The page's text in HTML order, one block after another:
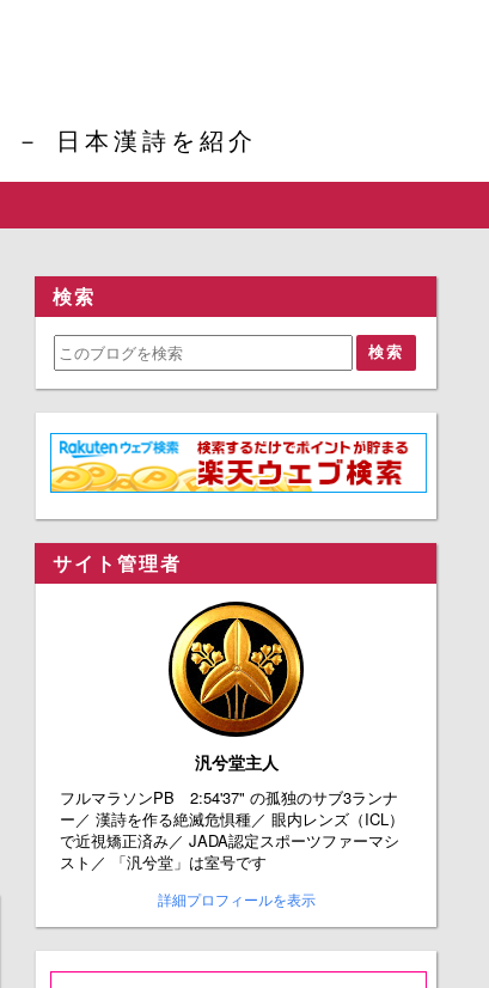
－ 日本漢詩を紹介
検索
サイト管理者
汎兮堂主人
フルマラソンPB 2:54'37" の孤独のサブ3ランナ
ー／ 漢詩を作る絶滅危惧種／ 眼内レンズ（ICL）
で近視矯正済み／ JADA認定スポーツファーマシ
スト／ 「汎兮堂」は室号です
詳細プロフィールを表示